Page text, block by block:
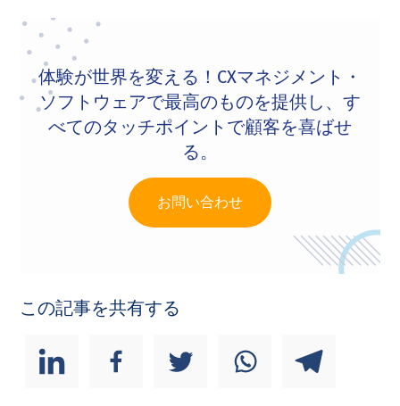
体験が世界を変える！CXマネジメント・
ソフトウェアで最高のものを提供し、す
べてのタッチポイントで顧客を喜ばせ
る。
お問い合わせ
この記事を共有する